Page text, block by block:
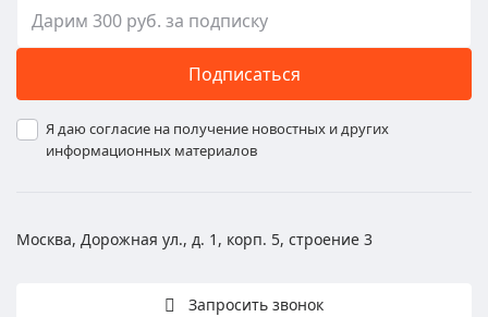
Подписаться
Я даю согласие на получение новостных и других
информационных материалов
Москва, Дорожная ул., д. 1, корп. 5, строение 3
Запросить звонок